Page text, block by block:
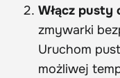
Włącz pusty
zmywarki
Uruchom
możliwej